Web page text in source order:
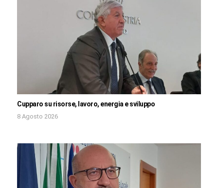
Cupparo su risorse, lavoro, energia e sviluppo
8 Agosto 2026